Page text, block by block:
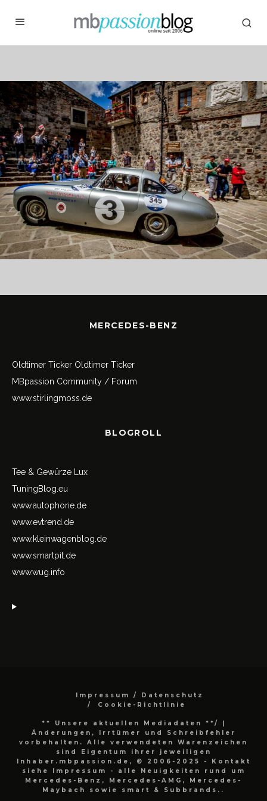
MERCEDES-BENZ
Oldtimer Ticker Oldtimer Ticker
MBpassion Community / Forum
www.stirlingmoss.de
BLOGROLL
Tee & Gewürze Lux
TuningBlog.eu
www.autophorie.de
www.evtrend.de
www.kleinwagenblog.de
www.smartpit.de
www.wug.info
Impressum / Datenschutz
Cookie-Richtlinie
** Unsere aktuellen Mediadaten **/
|
Änderungen, Irrtümer und Schreibfehler
vorbehalten. Alle verwendeten Warenzeichen
sind Eigentum ihrer jeweiligen
Inhaber.mbpassion.de, © 2006-2025 - Kontakt
siehe Impressum - alle Neuigkeiten rund um
Mercedes-Benz, Mercedes-AMG, Mercedes-
Maybach sowie smart & Subbrands..